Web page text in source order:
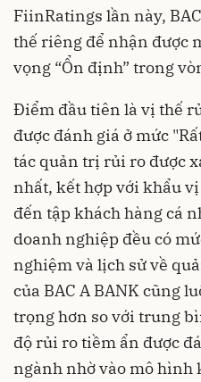
FiinRatings lần này,
thế riêng để nhận được
vọng “Ổn định” trong
Điểm đầu tiên là vị thế
được đánh giá ở mức
tác quản trị rủi ro được
nhất, kết hợp với khẩu
đến tập khách hàng cá
doanh nghiệp đều có
nghiệm và lịch sử về
của BAC A BANK cũng
trọng hơn so với trung
độ rủi ro tiềm ẩn được
ngành nhờ vào mô hình